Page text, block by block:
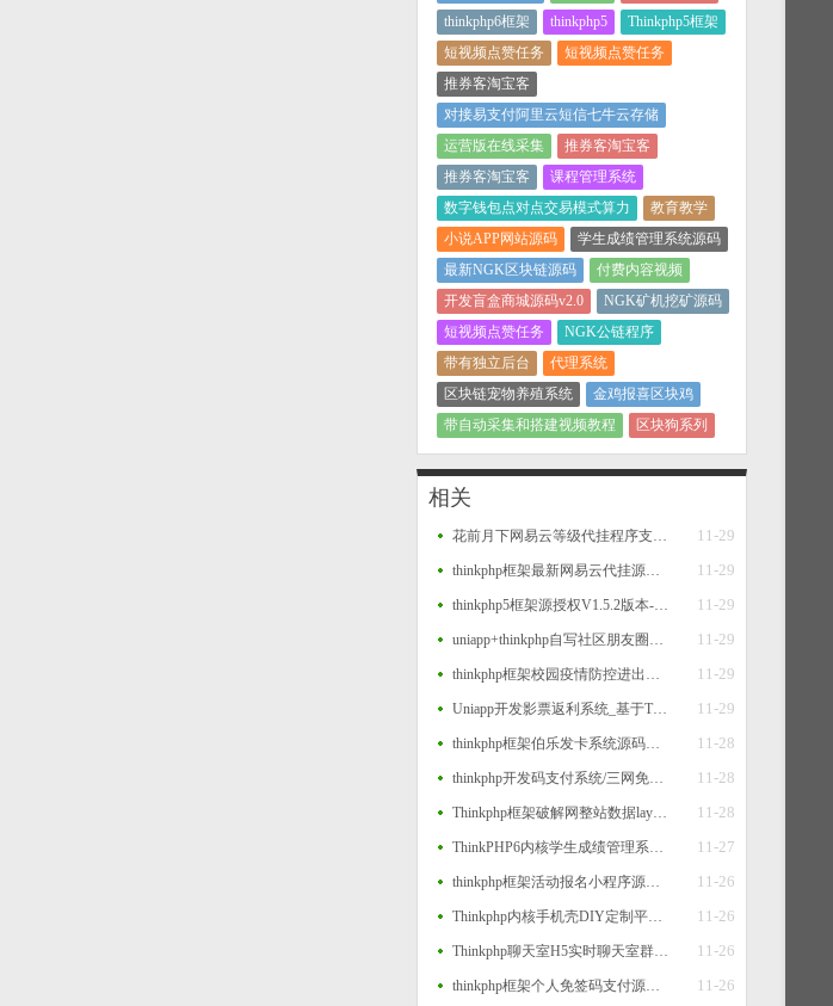
thinkphp6框架
thinkphp5
Thinkphp5框架
短视频点赞任务
短视频点赞任务
推券客淘宝客
对接易支付阿里云短信七牛云存储
运营版在线采集
推券客淘宝客
推券客淘宝客
课程管理系统
数字钱包点对点交易模式算力
教育教学
小说APP网站源码
学生成绩管理系统源码
最新NGK区块链源码
付费内容视频
开发盲盒商城源码v2.0
NGK矿机挖矿源码
短视频点赞任务
NGK公链程序
带有独立后台
代理系统
区块链宠物养殖系统
金鸡报喜区块鸡
带自动采集和搭建视频教程
区块狗系列
相关
11-29
花前月下网易云等级代挂程序支持扫码登录
11-29
thinkphp框架最新网易云代挂源码每天300首
11-29
thinkphp5框架源授权V1.5.2版本-打造更专业的PHP域名授权系统
11-29
uniapp+thinkphp自写社区朋友圈程序源码
11-29
thinkphp框架校园疫情防控进出登记管理系统源码
11-29
Uniapp开发影票返利系统_基于Thinkphp后台_完美运营
11-28
thinkphp框架伯乐发卡系统源码二个版本
11-28
thinkphp开发码支付系统/三网免挂/微信金额免输入/源支付2.2/打造更专业的聚合免签支付系统
11-28
Thinkphp框架破解网整站数据layui版源码
11-27
ThinkPHP6内核学生成绩管理系统源码
11-26
thinkphp框架活动报名小程序源码 后台管理报名小程序源码
11-26
Thinkphp内核手机壳DIY定制平台源码
11-26
Thinkphp聊天室H5实时聊天室群聊聊天室自动分配账户完群组/私聊/禁言等功能/全开源运营版本
11-26
thinkphp框架个人免签码支付源码 监控APP